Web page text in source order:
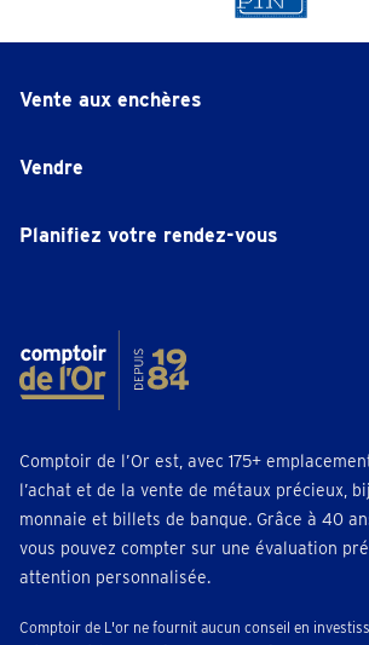
Vente aux enchères
Vendre
Planifiez votre rendez-vous
Comptoir de l’Or est, avec 175+
l’achat et de la vente de métaux précieux,
monnaie et billets de banque. Grâce à 40
vous pouvez compter sur une évaluation
attention personnalisée.
Comptoir de L'or ne fournit aucun conseil en